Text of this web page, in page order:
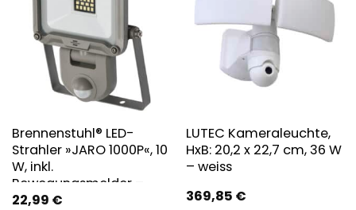
Brennenstuhl® LED-
Strahler »JARO 1000P«, 10
W, inkl.
Bewegungsmelder –
silberfarben
22,99 €
LUTEC Kameraleuchte,
HxB: 20,2 x 22,7 cm, 36 W
– weiss
369,85 €